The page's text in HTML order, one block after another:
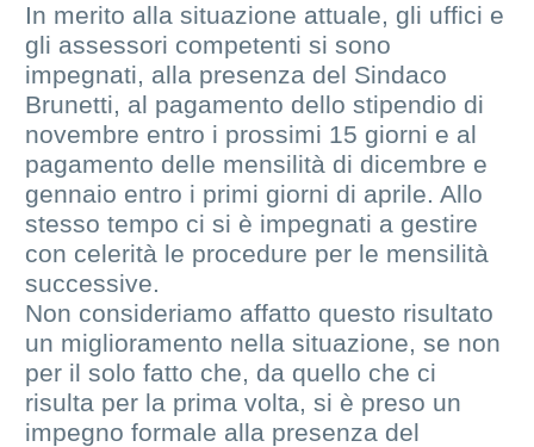
In merito alla situazione attuale, gli uffici e
gli assessori competenti si sono
impegnati, alla presenza del Sindaco
Brunetti, al pagamento dello stipendio di
novembre entro i prossimi 15 giorni e al
pagamento delle mensilità di dicembre e
gennaio entro i primi giorni di aprile. Allo
stesso tempo ci si è impegnati a gestire
con celerità le procedure per le mensilità
successive.
Non consideriamo affatto questo risultato
un miglioramento nella situazione, se non
per il solo fatto che, da quello che ci
risulta per la prima volta, si è preso un
impegno formale alla presenza del